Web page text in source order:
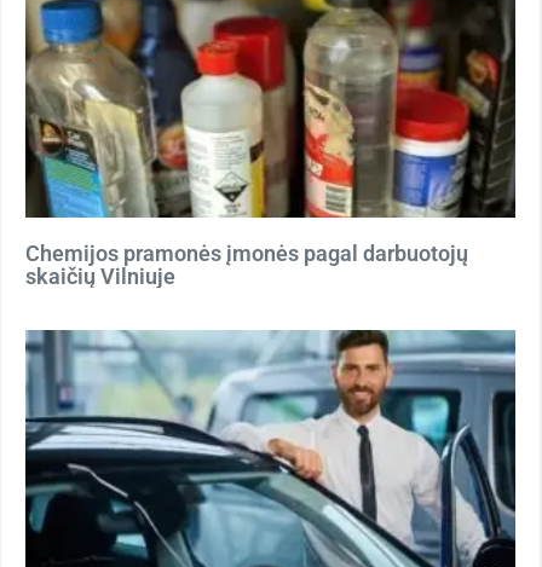
Chemijos pramonės įmonės pagal darbuotojų
skaičių Vilniuje